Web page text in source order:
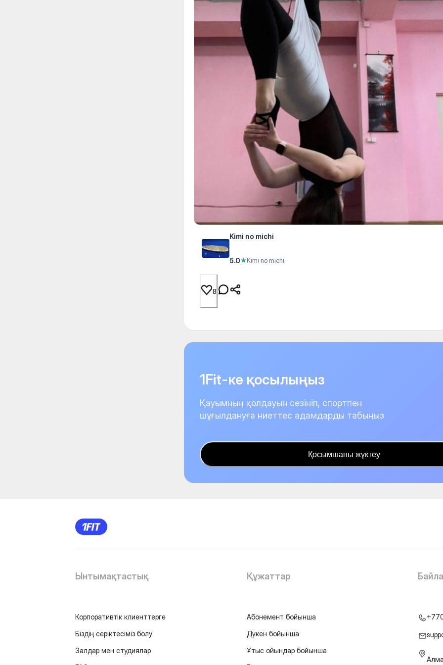
Kimi no michi
5.0★Kimi no michi
8
1Fit-ке қосылыңыз
Қауымның қолдауын сезініп, спортпен
шұғылдануға ниеттес адамдарды табыңыз
Қосымшаны жүктеу
Ынтымақтастық
Корпоративтік клиенттерге
Біздің серіктесіміз болу
Залдар мен студиялар
Құжаттар
Абонемент бойынша
Дүкен бойынша
Ұтыс ойындар бойынша